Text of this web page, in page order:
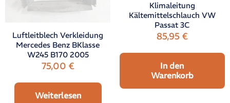
Luftleitblech Verkleidung
Mercedes Benz BKlasse
W245 B170 2005
75,00 €
Weiterlesen
Klimaleitung
Kältemittelschlauch VW
Passat 3C
85,95 €
In den
Warenkorb